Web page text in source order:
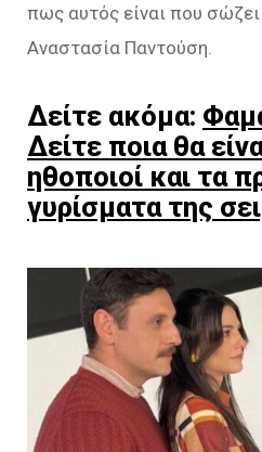
πως αυτός είναι που
Αναστασία Παντούση.
Δείτε ακόμα:
Δείτε ποια θα
ηθοποιοί και τα
γυρίσματα της